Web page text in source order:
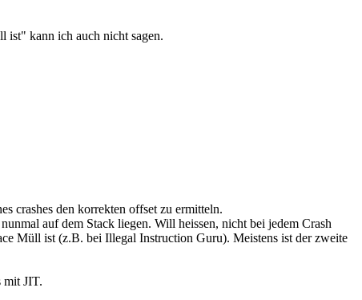
ist" kann ich auch nicht sagen.
crashes den korrekten offset zu ermitteln.
auf dem Stack liegen. Will heissen, nicht bei jedem Crash
Müll ist (z.B. bei Illegal Instruction Guru). Meistens ist der zweite
mit JIT.